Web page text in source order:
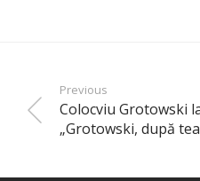
Previous
Colocviu Grotowski
„Grotowski, după